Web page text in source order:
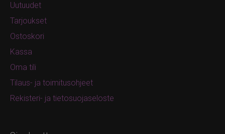
Uutuudet
Tarjoukset
Ostoskori
Kassa
Oma tili
Tilaus- ja toimitusohjeet
Rekisteri- ja tietosuojaseloste